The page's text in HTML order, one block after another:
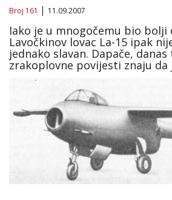
Broj 161 11.09.2007
Iako je u mnogočemu bio bolji
Lavočkinov lovac La-15 ipak
jednako slavan. Dapače,
zrakoplovne povijesti znaju da